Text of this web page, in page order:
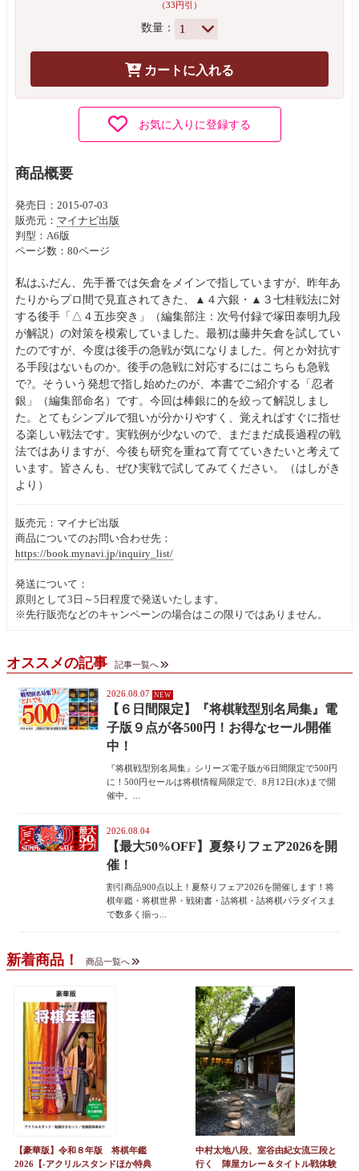
（33円引）
数量：
カートに入れる
お気に入りに登録する
商品概要
発売日：2015-07-03
販売元： マイナビ出版
判型：A6版
ページ数：80ページ
私はふだん、先手番では矢倉をメインで指していますが、昨年あ
たりからプロ間で見直されてきた、▲４六銀・▲３七桂戦法に対
する後手「△４五歩突き」（編集部注：次号付録で塚田泰明九段
が解説）の対策を模索していました。最初は藤井矢倉を試してい
たのですが、今度は後手の急戦が気になりました。何とか対抗す
る手段はないものか。後手の急戦に対応するにはこちらも急戦
で?。そういう発想で指し始めたのが、本書でご紹介する「忍者
銀」（編集部命名）です。今回は棒銀に的を絞って解説しまし
た。とてもシンプルで狙いが分かりやすく、覚えればすぐに指せ
る楽しい戦法です。実戦例が少ないので、まだまだ成長過程の戦
法ではありますが、今後も研究を重ねて育てていきたいと考えて
います。皆さんも、ぜひ実戦で試してみてください。（はしがき
より）
販売元：マイナビ出版
商品についてのお問い合わせ先：
https://book.mynavi.jp/inquiry_list/
発送について：
原則として3日～5日程度で発送いたします。
※先行販売などのキャンペーンの場合はこの限りではありません。
オススメの記事 記事一覧へ
2026.08.07
【６日間限定】『将棋戦型別名局集』電
子版９点が各500円！お得なセール開催
中！
『将棋戦型別名局集』シリーズ電子版が6日間限定で500円
に！500円セールは将棋情報局限定で、8月12日(水)まで開
催中。...
2026.08.04
【最大50%OFF】夏祭りフェア2026を開
催！
割引商品900点以上！夏祭りフェア2026を開催します！将
棋年鑑・将棋世界・戦術書・詰将棋・詰将棋パラダイスま
で数多く揃っ...
新着商品！ 商品一覧へ
【豪華版】令和８年版 将棋年鑑
2026【-アクリルスタンドほか特典
中村太地八段、室谷由紀女流三段と
行く 陣屋カレー＆タイトル戦体験